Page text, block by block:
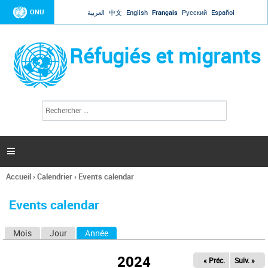
Jump to navigation
ONU العربية 中文 English Français Русский Español
Réfugiés et migrants
l
c
h
e

Vous
ici
Accueil›Calendrier› Events calendar
Events calendar
Mois Jour Année
2024 « Préc. Suiv. »